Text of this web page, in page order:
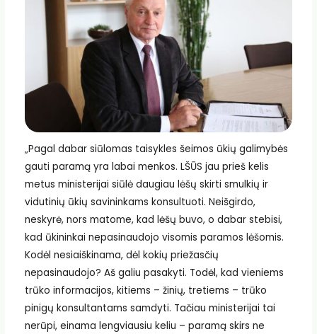
„Pagal dabar siūlomas taisykles šeimos ūkių galimybės
gauti paramą yra labai menkos. LŠŪS jau prieš kelis
metus ministerijai siūlė daugiau lėšų skirti smulkių ir
vidutinių ūkių savininkams konsultuoti. Neišgirdo,
neskyrė, nors matome, kad lėšų buvo, o dabar stebisi,
kad ūkininkai nepasinaudojo visomis paramos lėšomis.
Kodėl nesiaiškinama, dėl kokių priežasčių
nepasinaudojo? Aš galiu pasakyti. Todėl, kad vieniems
trūko informacijos, kitiems – žinių, tretiems – trūko
pinigų konsultantams samdyti. Tačiau ministerijai tai
nerūpi, einama lengviausiu keliu – paramą skirs ne